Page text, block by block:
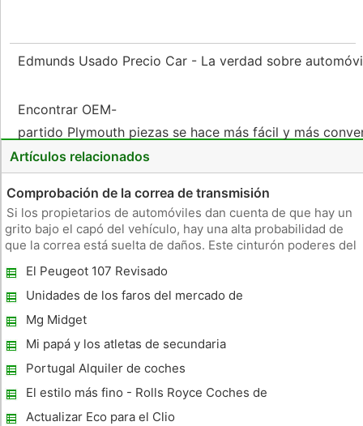
Edmunds Usado Precio Car - La verdad sobre
Encontrar OEM-
partido Plymouth piezas se hace más fácil y más
Artículos relacionados
Comprobación de la correa de transmisión
Si los propietarios de automóviles dan cuenta de que hay un
grito bajo el capó del vehículo, hay una alta probabilidad de
que la correa está suelta de daños. Este cinturón poderes del
de potencia, el alternador y otros aparatos de vehícul
El Peugeot 107 Revisado
Unidades de los faros del mercado de
accesorios
Mg Midget
Mi papá y los atletas de secundaria
Portugal Alquiler de coches
El estilo más fino - Rolls Royce Coches de
boda siguen siendo la mejor
Actualizar Eco para el Clio